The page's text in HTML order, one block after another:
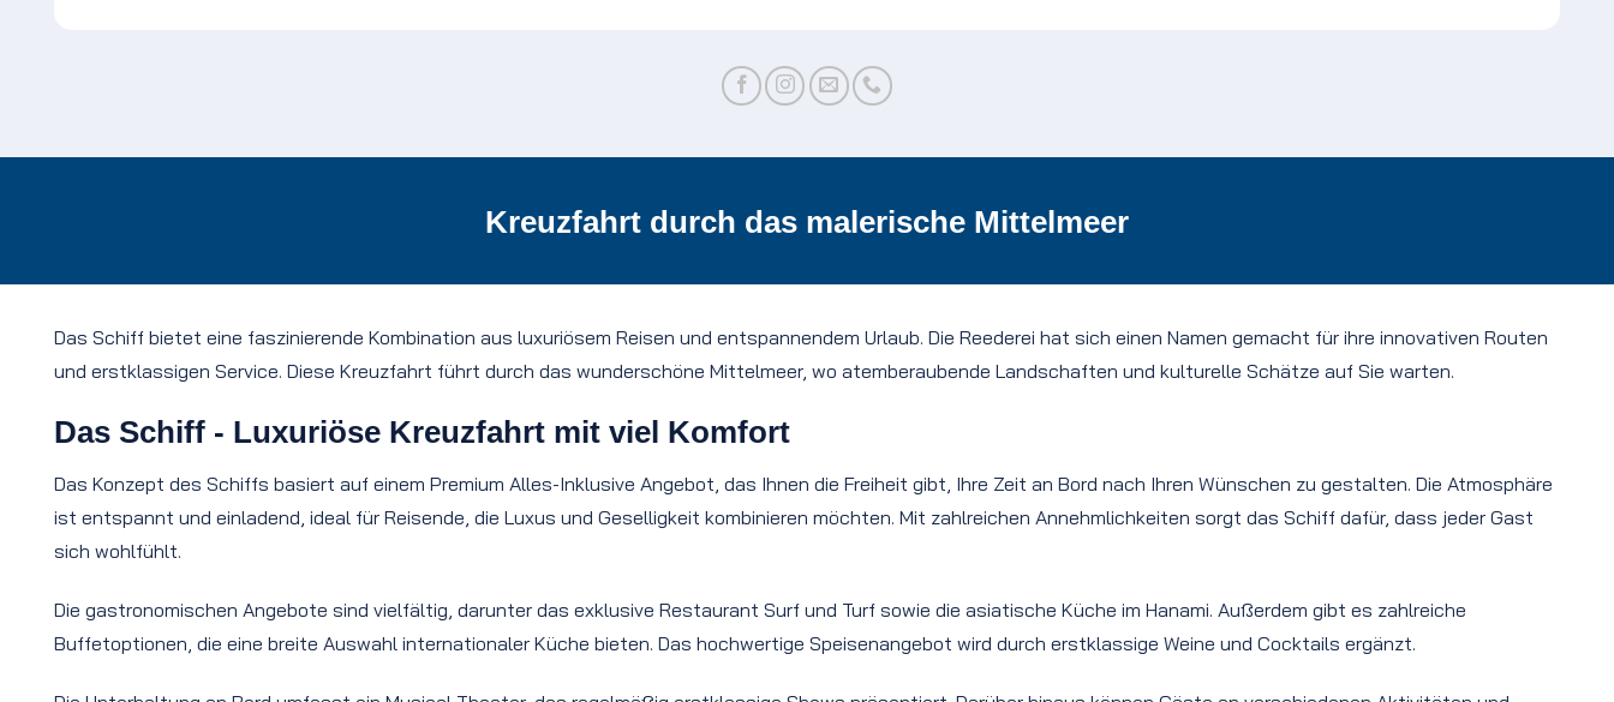
Kreuzfahrt durch das malerische Mittelmeer
Das Schiff bietet eine faszinierende Kombination aus luxuriösem Reisen und entspannendem Urlaub. Die Reederei hat sich einen Namen gemacht für ihre innovativen Routen
und erstklassigen Service. Diese Kreuzfahrt führt durch das wunderschöne Mittelmeer, wo atemberaubende Landschaften und kulturelle Schätze auf Sie warten.
Das Schiff - Luxuriöse Kreuzfahrt mit viel Komfort
Das Konzept des Schiffs basiert auf einem Premium Alles-Inklusive Angebot, das Ihnen die Freiheit gibt, Ihre Zeit an Bord nach Ihren Wünschen zu gestalten. Die Atmosphäre
ist entspannt und einladend, ideal für Reisende, die Luxus und Geselligkeit kombinieren möchten. Mit zahlreichen Annehmlichkeiten sorgt das Schiff dafür, dass jeder Gast
sich wohlfühlt.
Die gastronomischen Angebote sind vielfältig, darunter das exklusive Restaurant Surf und Turf sowie die asiatische Küche im Hanami. Außerdem gibt es zahlreiche
Buffetoptionen, die eine breite Auswahl internationaler Küche bieten. Das hochwertige Speisenangebot wird durch erstklassige Weine und Cocktails ergänzt.